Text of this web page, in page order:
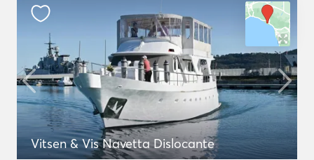
Vitsen & Vis Navetta Dislocante